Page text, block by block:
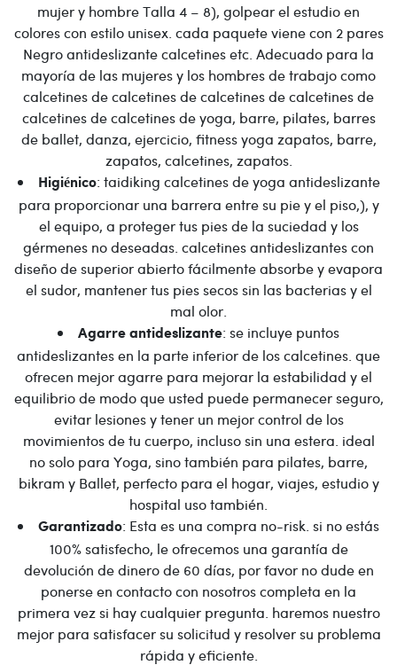
mujer y hombre Talla 4 – 8), golpear el estudio en
colores con estilo unisex. cada paquete viene con 2 pares
Negro antideslizante calcetines etc. Adecuado para la
mayoría de las mujeres y los hombres de trabajo como
calcetines de calcetines de calcetines de calcetines de
calcetines de calcetines de yoga, barre, pilates, barres
de ballet, danza, ejercicio, fitness yoga zapatos, barre,
zapatos, calcetines, zapatos.
Higiénico: taidiking calcetines de yoga antideslizante
para proporcionar una barrera entre su pie y el piso,), y
el equipo, a proteger tus pies de la suciedad y los
gérmenes no deseadas. calcetines antideslizantes con
diseño de superior abierto fácilmente absorbe y evapora
el sudor, mantener tus pies secos sin las bacterias y el
mal olor.
Agarre antideslizante: se incluye puntos
antideslizantes en la parte inferior de los calcetines. que
ofrecen mejor agarre para mejorar la estabilidad y el
equilibrio de modo que usted puede permanecer seguro,
evitar lesiones y tener un mejor control de los
movimientos de tu cuerpo, incluso sin una estera. ideal
no solo para Yoga, sino también para pilates, barre,
bikram y Ballet, perfecto para el hogar, viajes, estudio y
hospital uso también.
Garantizado: Esta es una compra no-risk. si no estás
100% satisfecho, le ofrecemos una garantía de
devolución de dinero de 60 días, por favor no dude en
ponerse en contacto con nosotros completa en la
primera vez si hay cualquier pregunta. haremos nuestro
mejor para satisfacer su solicitud y resolver su problema
rápida y eficiente.